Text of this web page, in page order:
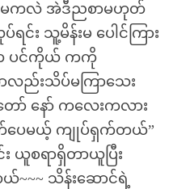
းမကလဲ အဲဒီညစာမဟုတ်
သူ့မိန်းမ ပေါင်ကြား
က ပင်ကိုယ် ကကို
လည်းသိပ်မကြာသေး
တော် နော် ကလေးကလား
က်ပေမယ့် ကျုပ်ရှက်တယ်”
စရာရှိတာယူပြီး
သိန်းဆောင်ရဲ့